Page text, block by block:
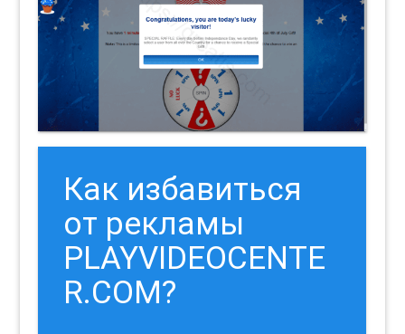
Как избавиться
от рекламы
PLAYVIDEOCENTE
R.COM?